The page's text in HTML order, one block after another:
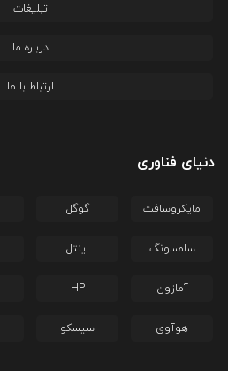
تبلیغات
درباره ما
ارتباط با ما
دنیای فناوری
مایکروسافت گوگل
سامسونگ اینتل
آمازون HP
هوآوی سیسکو